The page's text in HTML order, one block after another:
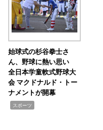
始球式の杉谷拳士さ
ん、野球に熱い思い
全日本学童軟式野球大
会 マクドナルド・トー
ナメントが開幕
スポーツ